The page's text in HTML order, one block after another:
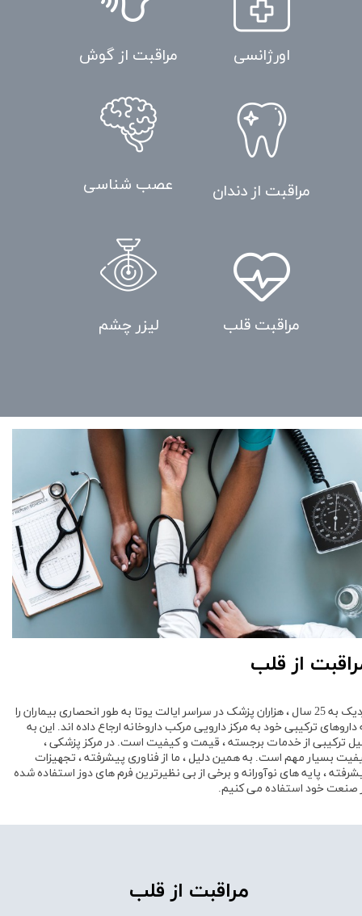
اورژانسی مراقبت از گوش
مراقبت از دندان عصب شناسی
مراقبت قلب لیزر چشم
از قلب
نزدیک به 25 سال ، هزاران پزشک در سراسر ایالت یوتا به طور انحصاری بیماران را
داروهای ترکیبی خود به مرکز دارویی مرکب داروخانه ارجاع داده اند. این به
ترکیبی از خدمات برجسته ، قیمت و کیفیت است. در مرکز پزشکی ،
بسیار مهم است. به همین دلیل ، ما از فناوری پیشرفته ، تجهیزات
، پایه های نوآورانه و برخی از بی نظیرترین فرم های دوز استفاده شده
صنعت خود استفاده می کنیم.
مراقبت از قلب